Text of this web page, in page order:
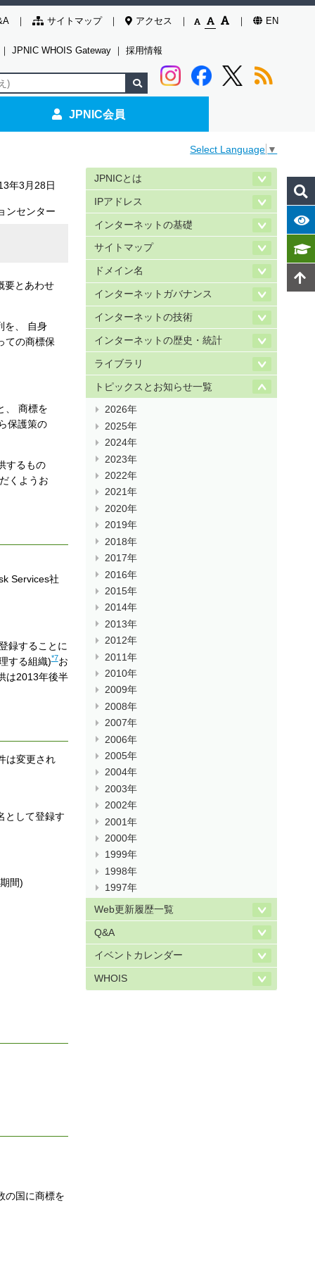
サイトマップ アクセス EN
｜ JPNIC WHOIS Gateway ｜ 採用情報
JPNIC会員
Select Language ▼
年3月28日
ンセンター
要とあわせ
を、 自身
ての商標保
、 商標を
保護策の
するもの
くようお
Services社
録することに
する組織)*7お
は2013年後半
は変更され
として登録す
間)
の国に商標を
JPNICとは
IPアドレス
インターネットの基礎
サイトマップ
ドメイン名
インターネットガバナンス
インターネットの技術
インターネットの歴史・統計
ライブラリ
トピックスとお知らせ一覧
2026年
2025年
2024年
2023年
2022年
2021年
2020年
2019年
2018年
2017年
2016年
2015年
2014年
2013年
2012年
2011年
2010年
2009年
2008年
2007年
2006年
2005年
2004年
2003年
2002年
2001年
2000年
1999年
1998年
1997年
Web更新履歴一覧
Q&A
イベントカレンダー
WHOIS